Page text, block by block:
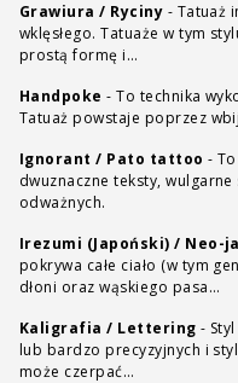
Grawiura / Ryciny - Tatuaż
wklęsłego. Tatuaże w tym
prostą formę i…
Handpoke - To technika
Tatuaż powstaje poprzez
Ignorant / Pato tattoo -
dwuznaczne teksty,
odważnych.
Irezumi (Japoński) / Neo-
pokrywa całe ciało (w tym
dłoni oraz wąskiego pasa…
Kaligrafia / Lettering -
lub bardzo precyzyjnych i
może czerpać…